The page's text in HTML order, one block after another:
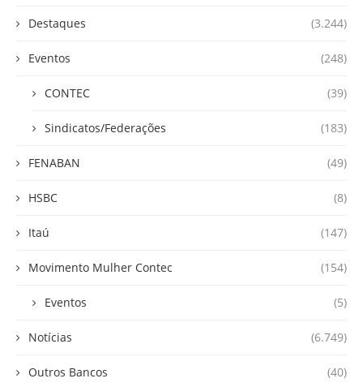
Destaques (3.244)
Eventos (248)
CONTEC (39)
Sindicatos/Federações (183)
FENABAN (49)
HSBC (8)
Itaú (147)
Movimento Mulher Contec (154)
Eventos (5)
Notícias (6.749)
Outros Bancos (40)